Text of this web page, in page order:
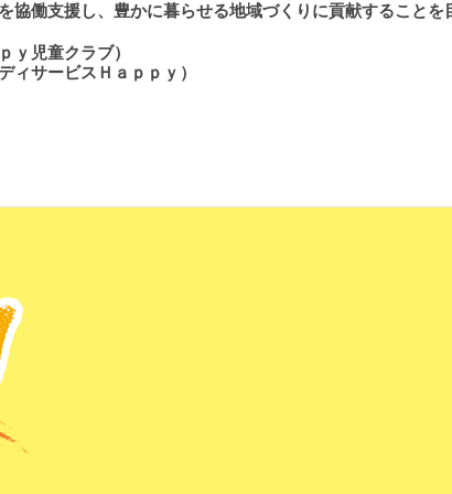
協働支援し、豊かに暮らせる地域づくりに貢献することを
ｙ児童クラブ）
ィサービスＨａｐｐｙ）